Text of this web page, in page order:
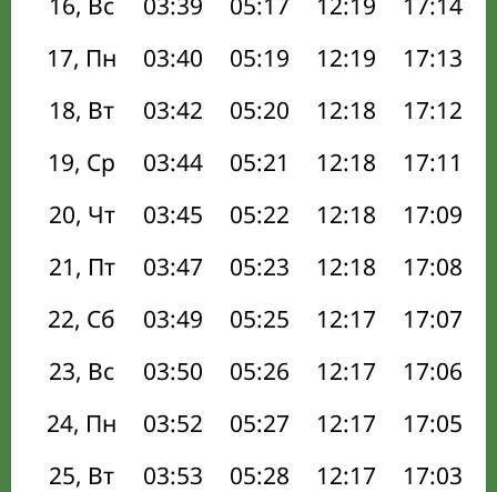
17, Пн
03:40 05:19 12:19 17:13
18, Вт
03:42 05:20 12:18 17:12
19, Ср
03:44 05:21 12:18 17:11
20, Чт
03:45 05:22 12:18 17:09
21, Пт
03:47 05:23 12:18 17:08
22, Сб
03:49 05:25 12:17 17:07
23, Вс
03:50 05:26 12:17 17:06
24, Пн
03:52 05:27 12:17 17:05
25, Вт
03:53 05:28 12:17 17:03